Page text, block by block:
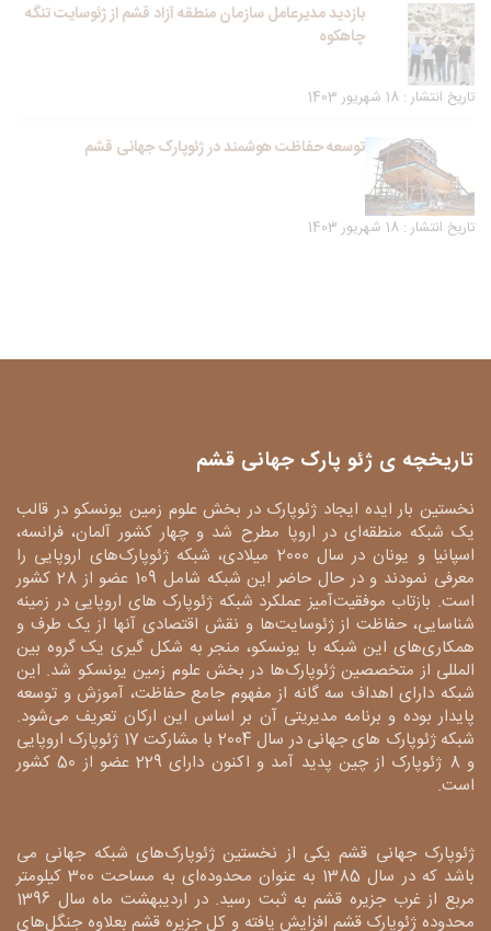
بازدید مدیرعامل سازمان منطقه آزاد قشم از ژئوسایت تنگه
چاهکوه
تاریخ انتشار : 18 شهریور 1403
توسعه حفاظت هوشمند در ژئوپارک جهانی قشم
تاریخ انتشار : 18 شهریور 1403
تاریخچه ی ژئو پارک جهانی قشم
نخستین بار ایده ایجاد ژئوپارک در بخش علوم زمین یونسکو در قالب
یک شبکه منطقه‌ای در اروپا مطرح شد و چهار کشور آلمان، فرانسه،
اسپانیا و یونان در سال 2000 میلادی، شبکه ژئوپارک‌های اروپایی را
معرفی نمودند و در حال حاضر این شبکه شامل 109 عضو از 28 کشور
است. بازتاب موفقیت‌آمیز عملکرد شبکه ژئوپارک های اروپایی در زمینه
شناسایی، حفاظت از ژئوسایت‌ها و نقش اقتصادی آنها از یک طرف و
همکاری‌های این شبکه با یونسکو، منجر به شکل گیری یک گروه بین
المللی از متخصصین ژئوپارک‌ها در بخش علوم زمین یونسکو شد. این
شبکه دارای اهداف سه گانه از مفهوم جامع حفاظت، آموزش و توسعه
پایدار بوده و برنامه مدیریتی آن بر اساس این ارکان تعریف می‌شود.
شبکه ژئوپارک های جهانی در سال 2004 با مشارکت 17 ژئوپارک اروپایی
و 8 ژئوپارک از چین پدید آمد و اکنون دارای 229 عضو از 50 کشور
است.
ژئوپارک جهانی قشم یکی از نخستین ژئوپارک‌های شبکه جهانی می
باشد که در سال 1385 به عنوان محدوده‌ای به مساحت 300 کیلومتر
مربع از غرب جزیره قشم به ثبت رسید. در اردیبهشت ماه سال 1396
محدوده ژئوپارک قشم افزایش یافته و کل جزیره قشم بعلاوه جنگل‌های